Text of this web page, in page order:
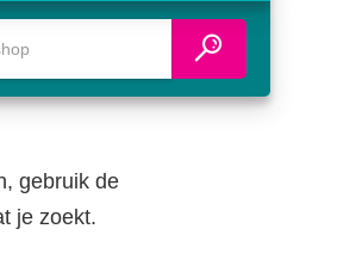
een
wandel-
gebruik de
je zoekt.